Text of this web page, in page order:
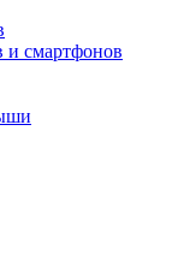
и смартфонов